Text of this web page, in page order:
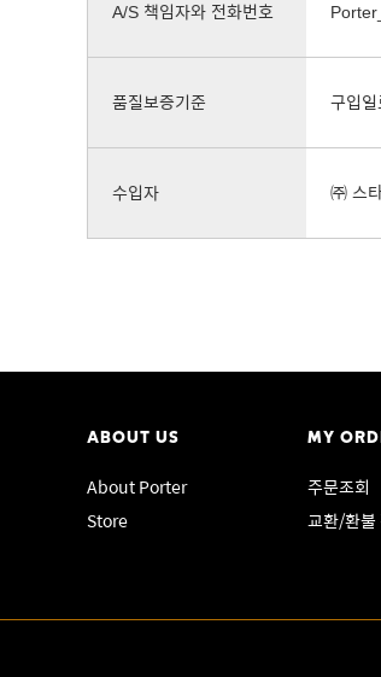
A/S 책임자와 전화번호
품질보증기준 구입일
수입자 ㈜ 스
ABOUT US
About Porter
Store
MY
주문조회
교환/환불